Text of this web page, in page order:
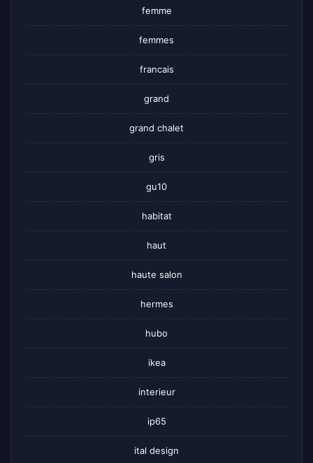
femme
femmes
francais
grand
grand chalet
gris
gu10
habitat
haut
haute salon
hermes
hubo
ikea
interieur
ip65
ital design